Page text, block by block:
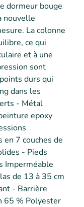
dormeur bouge
nouvelle
La colonne
ce qui
et à une
sont
durs qui
dans les
- Métal
epoxy
7 couches de
- Pieds
Imperméable
de 13 à 35 cm
- Barrière
65 % Polyester